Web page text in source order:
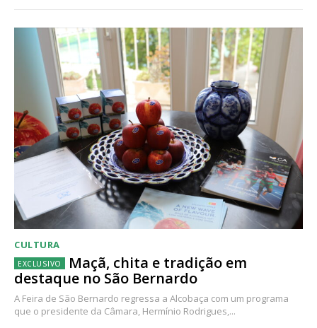
CULTURA
Maçã, chita e tradição em
destaque no São Bernardo
A Feira de São Bernardo regressa a Alcobaça com um programa
que o presidente da Câmara, Hermínio Rodrigues,...